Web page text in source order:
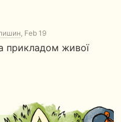
, Feb 19
прикладом живої